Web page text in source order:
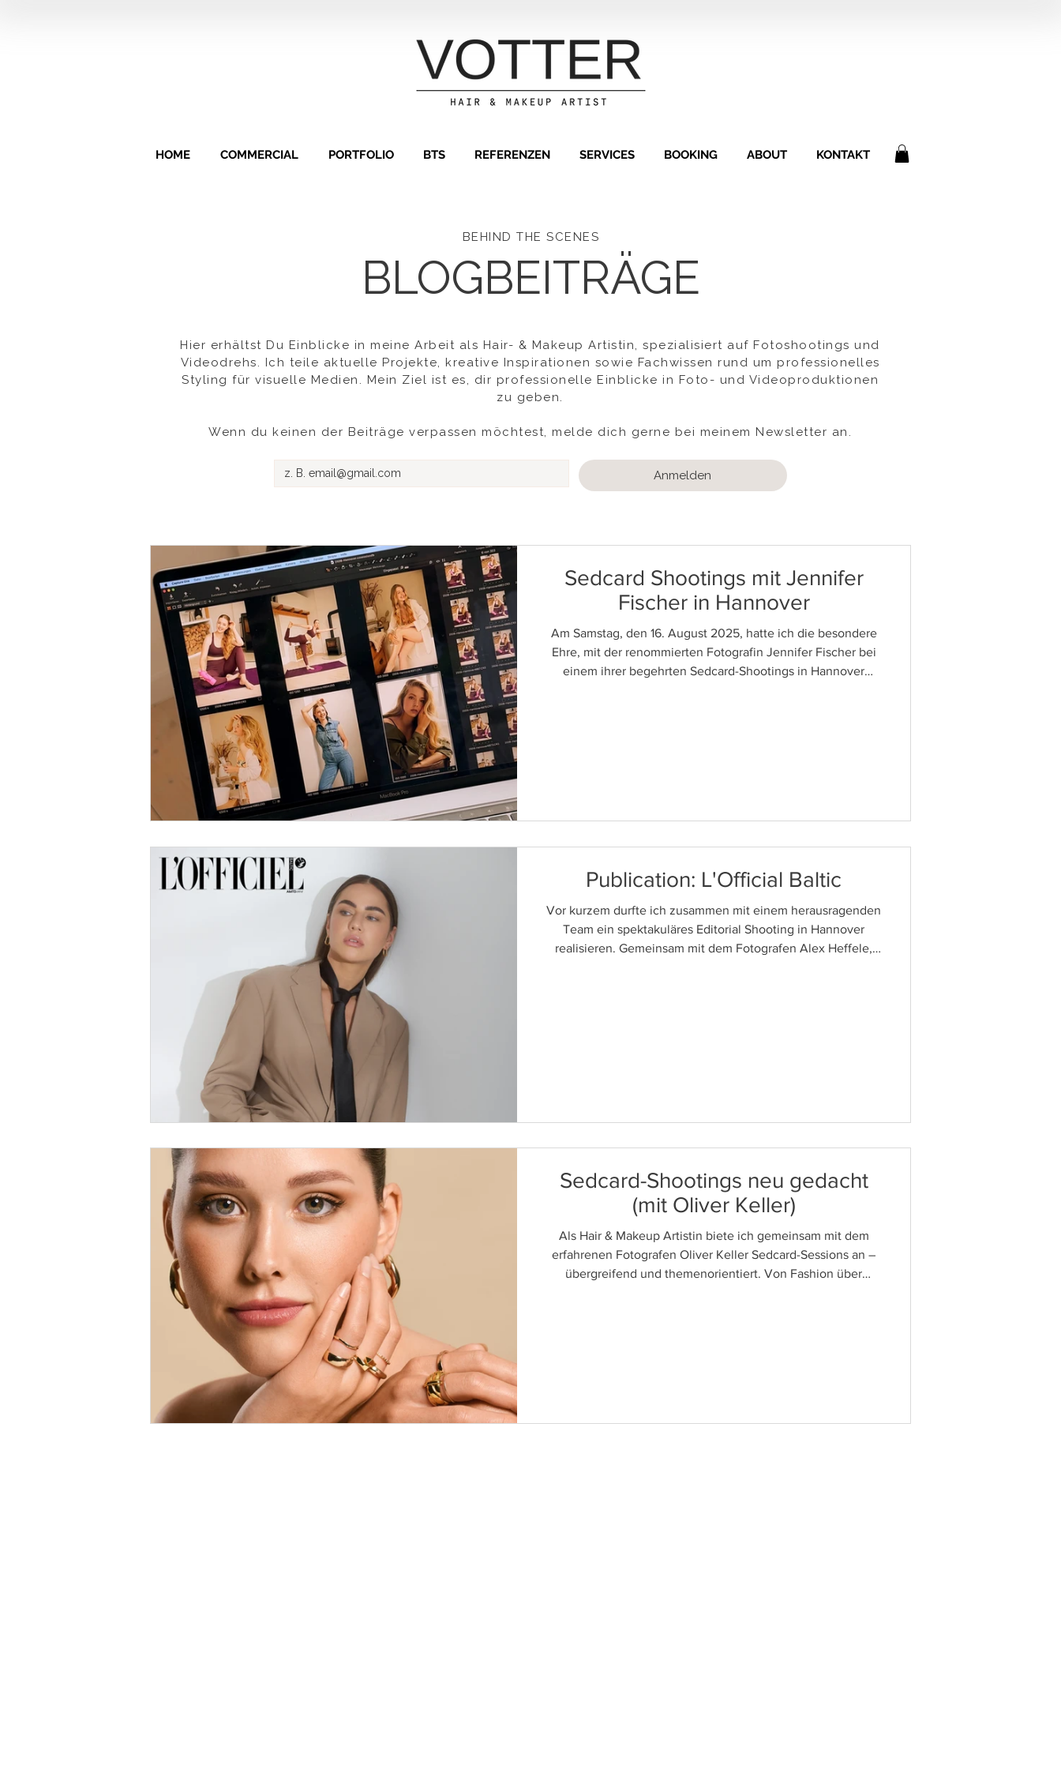
HOME COMMERCIAL PORTFOLIO BTS REFERENZEN SERVICES BOOKING ABOUT KONTAKT
BEHIND THE SCENES
BLOGBEITRÄGE
Hier erhältst Du Einblicke in meine Arbeit als Hair- & Makeup Artistin, spezialisiert auf Fotoshootings und
Videodrehs. Ich teile aktuelle Projekte, kreative Inspirationen sowie Fachwissen rund um professionelles
Styling für visuelle Medien. Mein Ziel ist es, dir professionelle Einblicke in Foto- und Videoproduktionen
zu geben.
Wenn du keinen der Beiträge verpassen möchtest, melde dich gerne bei meinem Newsletter an.
Anmelden
Sedcard Shootings mit Jennifer
Fischer in Hannover
Am Samstag, den 16. August 2025, hatte ich die besondere
Ehre, mit der renommierten Fotografin Jennifer Fischer bei
einem ihrer begehrten Sedcard-Shootings in Hannover
Publication: L'Official Baltic
Vor kurzem durfte ich zusammen mit einem herausragenden
Team ein spektakuläres Editorial Shooting in Hannover
realisieren. Gemeinsam mit dem Fotografen Alex Heffele,
Sedcard-Shootings neu gedacht
(mit Oliver Keller)
Als Hair & Makeup Artistin biete ich gemeinsam mit dem
erfahrenen Fotografen Oliver Keller Sedcard-Sessions an –
übergreifend und themenorientiert. Von Fashion über